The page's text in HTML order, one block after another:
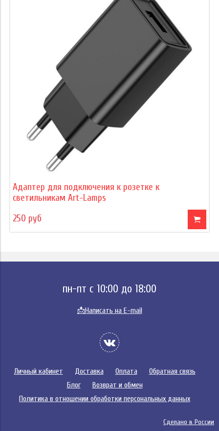
Адаптер для подключения к розетке к
светильникам Art-Lamps
250 руб
пн-пт с 10:00 до 18:00
📩Написать на E-mail
Личный кабинет Доставка Оплата
Обратная связь
Блог
Возврат и обмен
Политика в отношении обработки персональных данных
Сделано в России